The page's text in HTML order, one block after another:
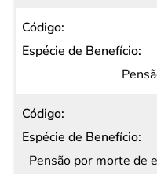
Pensão por morte de